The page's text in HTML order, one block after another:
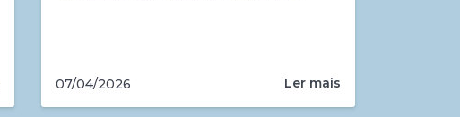
07/04/2026 Ler mais